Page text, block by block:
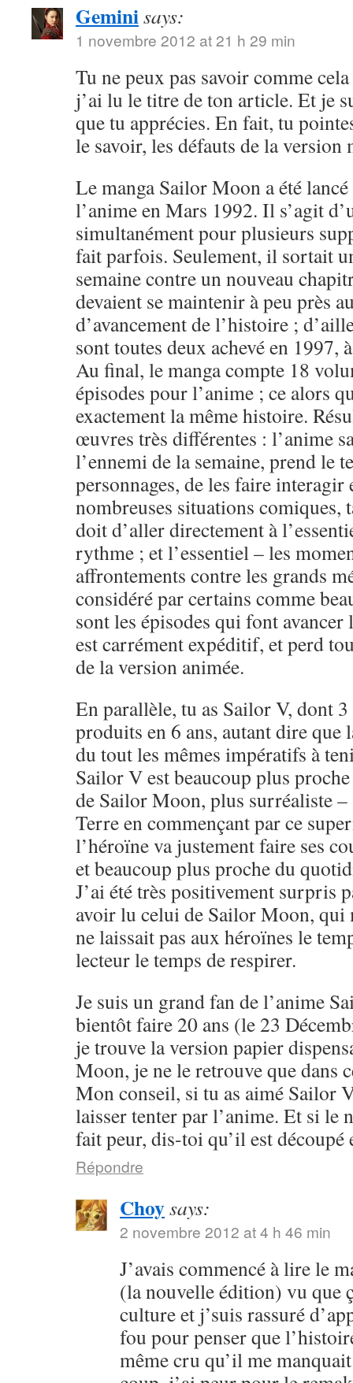
Geminisays:
1 novembre 2012 at 21 h 29 min
Tu ne peux pas savoir comme
j’ai lu le titre de ton article. Et je
que tu apprécies. En fait, tu
le savoir, les défauts de la
Le manga Sailor Moon a été
l’anime en Mars 1992. Il s’agit
simultanément pour plusieurs
fait parfois. Seulement, il sortait
semaine contre un nouveau
devaient se maintenir à peu près
d’avancement de l’histoire ;
sont toutes deux achevé en 1997,
Au final, le manga compte 18
épisodes pour l’anime ; ce alors
exactement la même histoire.
œuvres très différentes : l’anime
l’ennemi de la semaine, prend le
personnages, de les faire interagir
nombreuses situations comiques,
doit d’aller directement à
rythme ; et l’essentiel – les
affrontements contre les grands
considéré par certains comme
sont les épisodes qui font
est carrément expéditif, et perd
de la version animée.
En parallèle, tu as Sailor V, dont
produits en 6 ans, autant dire que
du tout les mêmes impératifs à
Sailor V est beaucoup plus
de Sailor Moon, plus surréaliste
Terre en commençant par ce
l’héroïne va justement faire ses
et beaucoup plus proche du
J’ai été très positivement surpris
avoir lu celui de Sailor Moon, qui
ne laissait pas aux héroïnes le
lecteur le temps de respirer.
Je suis un grand fan de l’anime
bientôt faire 20 ans (le 23
je trouve la version papier
Moon, je ne le retrouve que dans
Mon conseil, si tu as aimé Sailor
laisser tenter par l’anime. Et si le
fait peur, dis-toi qu’il est découpé
Répondre
Choysays:
2 novembre 2012 at 4 h 46 min
J’avais commencé à lire le
(la nouvelle édition) vu que
culture et j’suis rassuré
fou pour penser que
même cru qu’il me